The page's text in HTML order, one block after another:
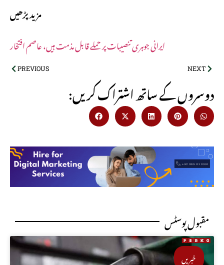
مزید پڑھیں
ایرانی جوہری تنصیبات پر حملے قابل مذمت ہیں، عاصم افتخار
PREVIOUS NEXT
:دوسروں کے ساتھ اشتراک کریں
مقبول پوسٹس
خبریں